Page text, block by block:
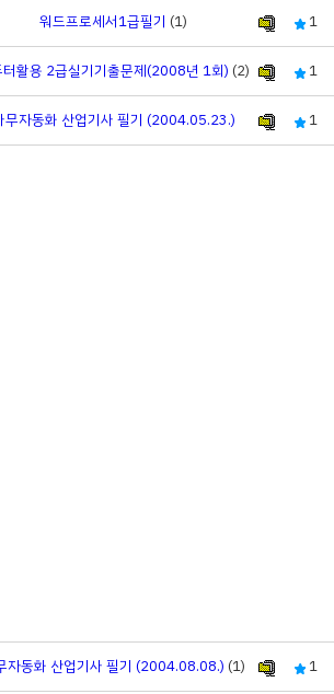
워드프로세서1급필기 (1)
1
터활용 2급실기기출문제(2008년 1회) (2)
1
무자동화 산업기사 필기 (2004.05.23.) 1
자동화 산업기사 필기 (2004.08.08.) (1)
1